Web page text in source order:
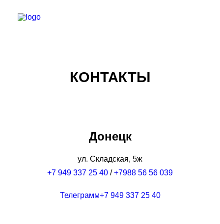
+7 (949) 337-25-40
+7 (959) 570-25-36
КОНТАКТЫ
Донецк
ул. Складская, 5ж
+7 949 337 25 40 /+7988 56 56 039
Телеграмм+7 949 337 25 40